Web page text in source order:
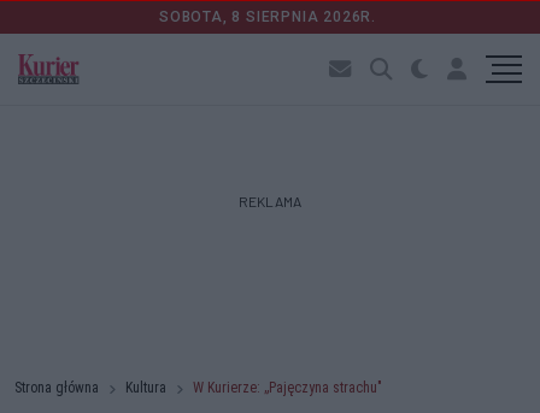
SOBOTA, 8 SIERPNIA 2026R.
REKLAMA
Strona główna Kultura W Kurierze: „Pajęczyna strachu"